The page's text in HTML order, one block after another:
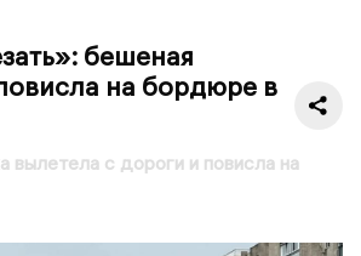
бешеная
на бордюре в
вылетела с дороги и повисла на